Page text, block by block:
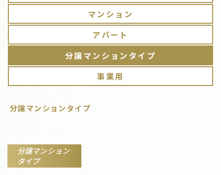
マンション
アパート
分譲マンションタイプ
事業用
分譲マンションタイプ
分譲マンション
タイプ